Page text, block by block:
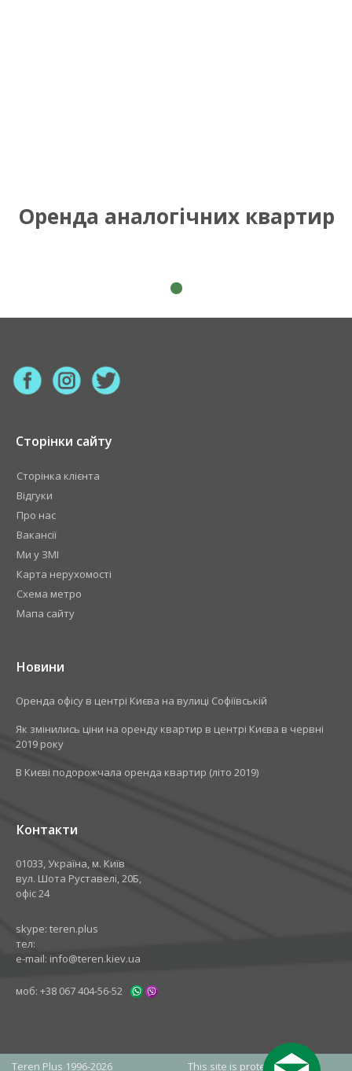
Оренда аналогічних квартир
Сторінки сайту
Сторінка клієнта
Відгуки
Про нас
Вакансії
Ми у ЗМІ
Карта нерухомості
Схема метро
Мапа сайту
Новини
​Оренда офісу в центрі Києва на вулиці Софіївській
Як змінились ціни на оренду квартир в центрі Києва в червні
2019 року
В Києві подорожчала оренда квартир (літо 2019)
Контакти
01033, Україна, м. Київ
вул. Шота Руставелі, 20Б,
офіс 24
skype: teren.plus
тел:
e-mail: info@teren.kiev.ua
моб: +38 067 404-56-52
Teren Plus 1996-2026 This site is protected by